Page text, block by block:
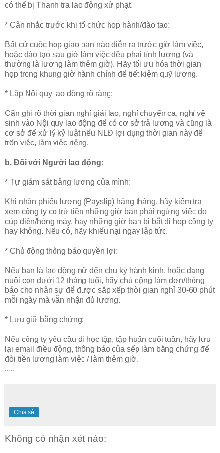
có thể bị Thanh tra lao động xử phạt.
* Cân nhắc trước khi tổ chức họp hành/đào tạo:
Bất cứ cuộc họp giao ban nào diễn ra trước giờ làm việc,
hoặc đào tạo sau giờ làm việc đều phải tính lương (và
thường là lương làm thêm giờ). Hãy tối ưu hóa thời gian
họp trong khung giờ hành chính để tiết kiệm quỹ lương.
* Lập Nội quy lao động rõ ràng:
Cần ghi rõ thời gian nghỉ giải lao, nghỉ chuyển ca, nghỉ vệ
sinh vào Nội quy lao động để có cơ sở trả lương và cũng là
cơ sở để xử lý kỷ luật nếu NLĐ lợi dụng thời gian này để
trốn việc, làm việc riêng.
b. Đối với Người lao động:
* Tự giám sát bảng lương của mình:
Khi nhận phiếu lương (Payslip) hằng tháng, hãy kiểm tra
xem công ty có trừ tiền những giờ bạn phải ngừng việc do
cúp điện/hỏng máy, hay những giờ bạn bị bắt đi họp công ty
hay không. Nếu có, hãy khiếu nại ngay lập tức.
* Chủ động thông báo quyền lợi:
Nếu bạn là lao động nữ đến chu kỳ hành kinh, hoặc đang
nuôi con dưới 12 tháng tuổi, hãy chủ động làm đơn/thông
báo cho nhân sự để được sắp xếp thời gian nghỉ 30-60 phút
mỗi ngày mà vẫn nhận đủ lương.
* Lưu giữ bằng chứng:
Nếu công ty yêu cầu đi học tập, tập huấn cuối tuần, hãy lưu
lại email điều động, thông báo của sếp làm bằng chứng để
đòi tiền lương làm việc / làm thêm giờ.
.....
Chia sẻ
Không có nhận xét nào: